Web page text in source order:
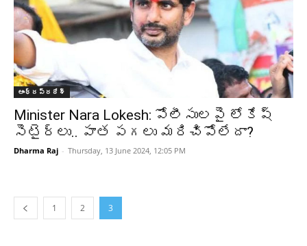
ఆంధ్రప్రదేశ్‌
Minister Nara Lokesh: పోలీసులపై లోకేష్
సెటైర్లు.. పాత పగలు మరిచిపోలేదా?
Dharma Raj - Thursday, 13 June 2024, 12:05 PM
1 2 3